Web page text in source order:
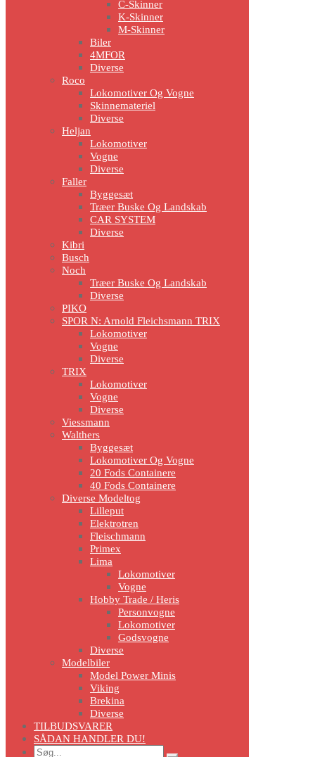
C-Skinner
K-Skinner
M-Skinner
Biler
4MFOR
Diverse
Roco
Lokomotiver Og Vogne
Skinnemateriel
Diverse
Heljan
Lokomotiver
Vogne
Diverse
Faller
Byggesæt
Træer Buske Og Landskab
CAR SYSTEM
Diverse
Kibri
Busch
Noch
Træer Buske Og Landskab
Diverse
PIKO
SPOR N: Arnold Fleichsmann TRIX
Lokomotiver
Vogne
Diverse
TRIX
Lokomotiver
Vogne
Diverse
Viessmann
Walthers
Byggesæt
Lokomotiver Og Vogne
20 Fods Containere
40 Fods Containere
Diverse Modeltog
Lilleput
Elektrotren
Fleischmann
Primex
Lima
Lokomotiver
Vogne
Hobby Trade / Heris
Personvogne
Lokomotiver
Godsvogne
Diverse
Modelbiler
Model Power Minis
Viking
Brekina
Diverse
TILBUDSVARER
SÅDAN HANDLER DU!
Search